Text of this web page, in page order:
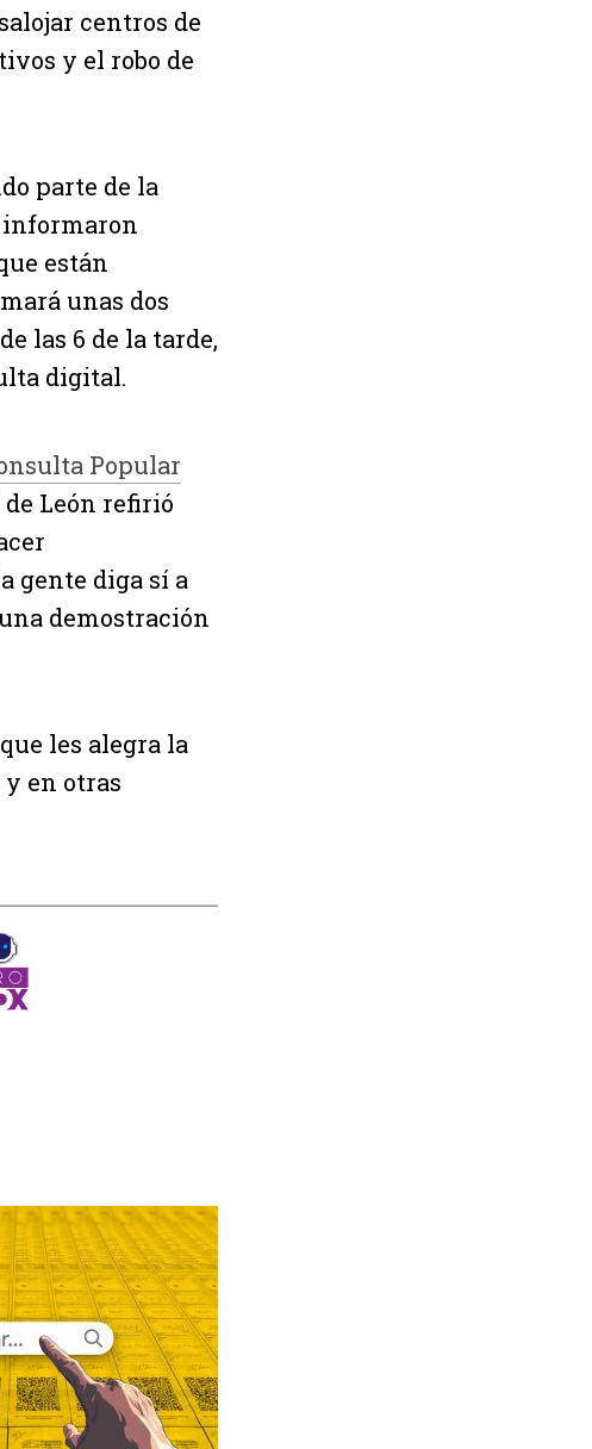
centros de
y el robo de
parte de la
informaron
están
unas dos
las 6 de la tarde,
digital.
Popular
de León refirió
gente diga sí a
demostración
les alegra la
en otras